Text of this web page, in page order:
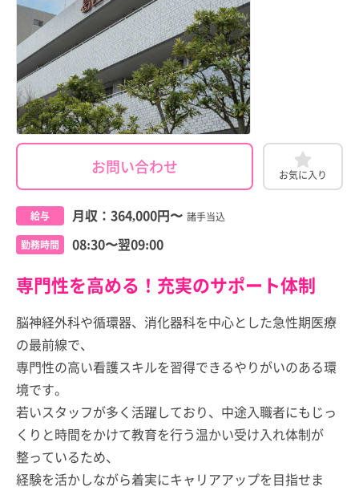
お問い合わせ お気に入り
給与 月収： 364,000円〜 諸手当込
勤務時間 08:30〜翌09:00
専門性を高める！充実のサポート体制
脳神経外科や循環器、消化器科を中心とした急性期医療
の最前線で、
専門性の高い看護スキルを習得できるやりがいのある環
境です。
若いスタッフが多く活躍しており、中途入職者にもじっ
くりと時間をかけて教育を行う温かい受け入れ体制が
整っているため、
経験を活かしながら着実にキャリアアップを目指せま